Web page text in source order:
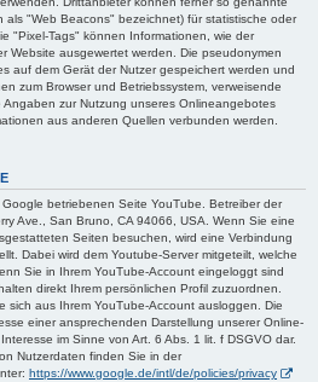
als "Web Beacons" bezeichnet) für statistische oder
"Pixel-Tags" können Informationen, wie der
Website ausgewertet werden. Die pseudonymen
auf dem Gerät der Nutzer gespeichert werden und
zum Browser und Betriebssystem, verweisende
zur Nutzung unseres Onlineangebotes
aus anderen Quellen verbunden werden.
betriebenen Seite YouTube. Betreiber der
Ave., San Bruno, CA 94066, USA. Wenn Sie eine
Seiten besuchen, wird eine Verbindung
Dabei wird dem Youtube-Server mitgeteilt, welche
Sie in Ihrem YouTube-Account eingeloggt sind
direkt Ihrem persönlichen Profil zuzuordnen.
sich aus Ihrem YouTube-Account ausloggen. Die
einer ansprechenden Darstellung unserer Online-
im Sinne von Art. 6 Abs. 1 lit. f DSGVO dar.
Nutzerdaten finden Sie in der
https://www.google.de/intl/de/policies/privacy